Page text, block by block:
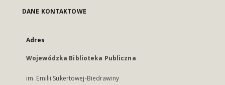
DANE KONTAKTOWE
Adres
Wojewódzka Biblioteka Publiczna
im. Emilii Sukertowej-Biedrawiny